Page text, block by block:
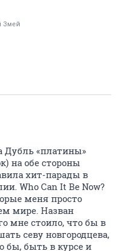
Змей
Дубль «платины»
на обе стороны
хит-парады в
Who Can It Be Now?
меня просто
мире. Назван
мне стоило, что бы в
севу новгородцева,
бы, быть в курсе и